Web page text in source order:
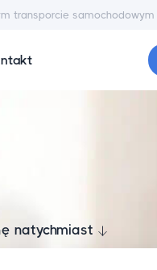
transporcie samochodowym
natychmiast